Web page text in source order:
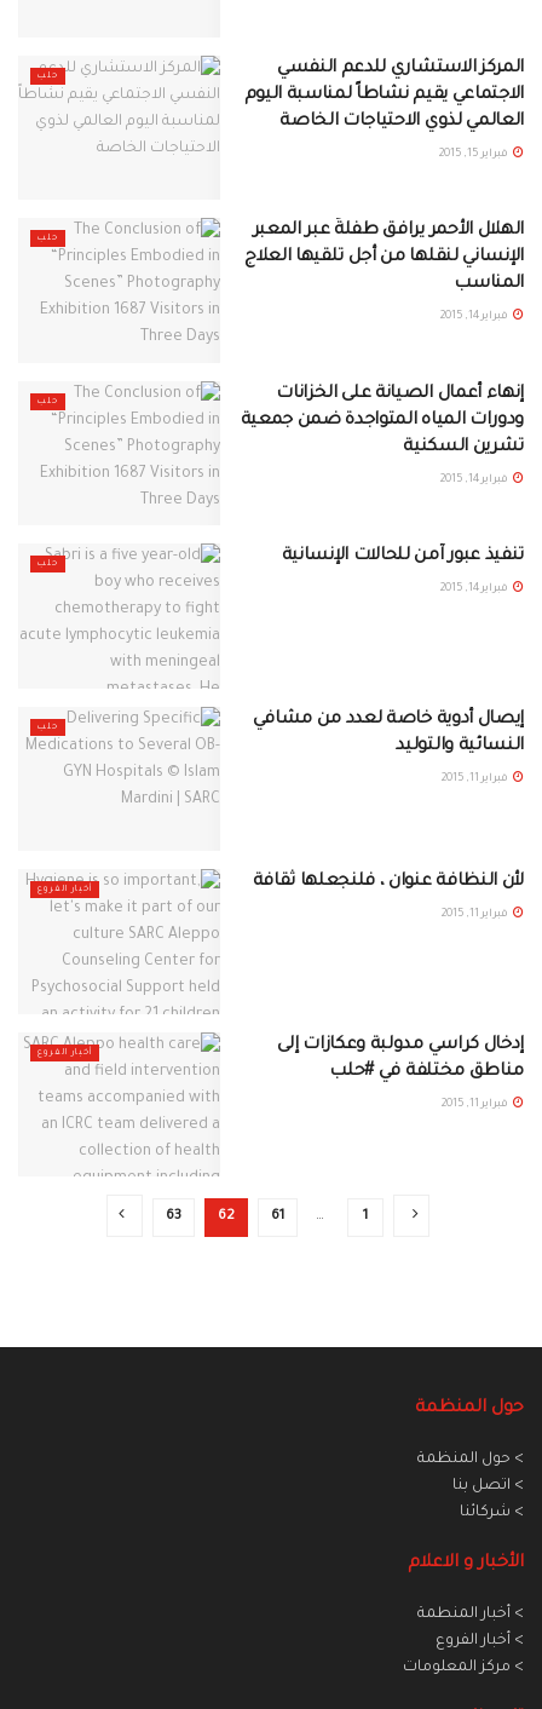
حلب
المركز الاستشاري للدعم النفسي
الاجتماعي يقيم نشاطاً لمناسبة اليوم
العالمي لذوي الاحتياجات الخاصة
فبراير 15, 2015
حلب
الهلال الأحمر يرافق طفلةً عبر المعبر
الإنساني لنقلها من أجل تلقيها العلاج
المناسب
فبراير 14, 2015
حلب
إنهاء أعمال الصيانة على الخزانات
ودورات المياه المتواجدة ضمن جمعية
تشرين السكنية
فبراير 14, 2015
حلب تنفيذ عبور آمن للحالات الإنسانية
فبراير 14, 2015
حلب
إيصال أدوية خاصة لعدد من مشافي
النسائية والتوليد
فبراير 11, 2015
أخبار الفروع لأن النظافة عنوان ، فلنجعلها ثقافة
فبراير 11, 2015
أخبار الفروع
إدخال كراسي مدولبة وعكازات إلى
مناطق مختلفة في #حلب
فبراير 11, 2015
1
…
61
62
63
حول المنظمة
> حول المنظمة
> اتصل بنا
> شركائنا
الأخبار و الاعلام
> أخبار المنطمة
> أخبار الفروع
> مركز المعلومات